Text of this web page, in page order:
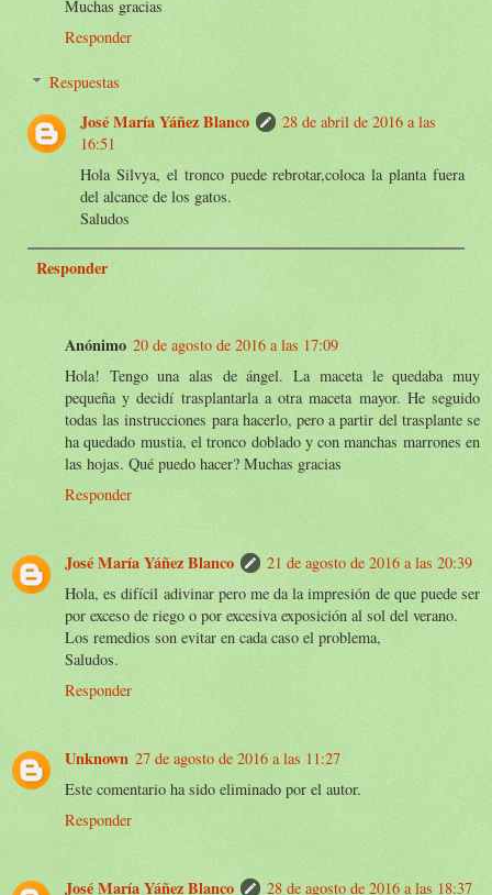
Muchas gracias
Responder
Respuestas
José María Yáñez Blanco
28 de abril de 2016 a las
16:51
Hola Silvya, el tronco puede rebrotar,coloca la planta fuera
del alcance de los gatos.
Saludos
Responder
Anónimo 20 de agosto de 2016 a las 17:09
Hola! Tengo una alas de ángel. La maceta le quedaba muy
pequeña y decidí trasplantarla a otra maceta mayor. He seguido
todas las instrucciones para hacerlo, pero a partir del trasplante se
ha quedado mustia, el tronco doblado y con manchas marrones en
las hojas. Qué puedo hacer? Muchas gracias
Responder
José María Yáñez Blanco
21 de agosto de 2016 a las 20:39
Hola, es difícil adivinar pero me da la impresión de que puede ser
por exceso de riego o por excesiva exposición al sol del verano.
Los remedios son evitar en cada caso el problema,
Saludos.
Responder
Unknown 27 de agosto de 2016 a las 11:27
Este comentario ha sido eliminado por el autor.
Responder
José María Yáñez Blanco
28 de agosto de 2016 a las 18:37